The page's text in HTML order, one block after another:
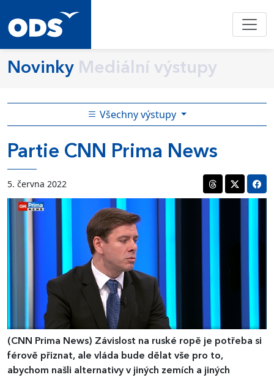
Novinky Mediální výstupy
Všechny výstupy
Partie CNN Prima News
5. června 2022
(CNN Prima News) Závislost na ruské ropě je potřeba si
férově přiznat, ale vláda bude dělat vše pro to,
abychom našli alternativy v jiných zemích a jiných